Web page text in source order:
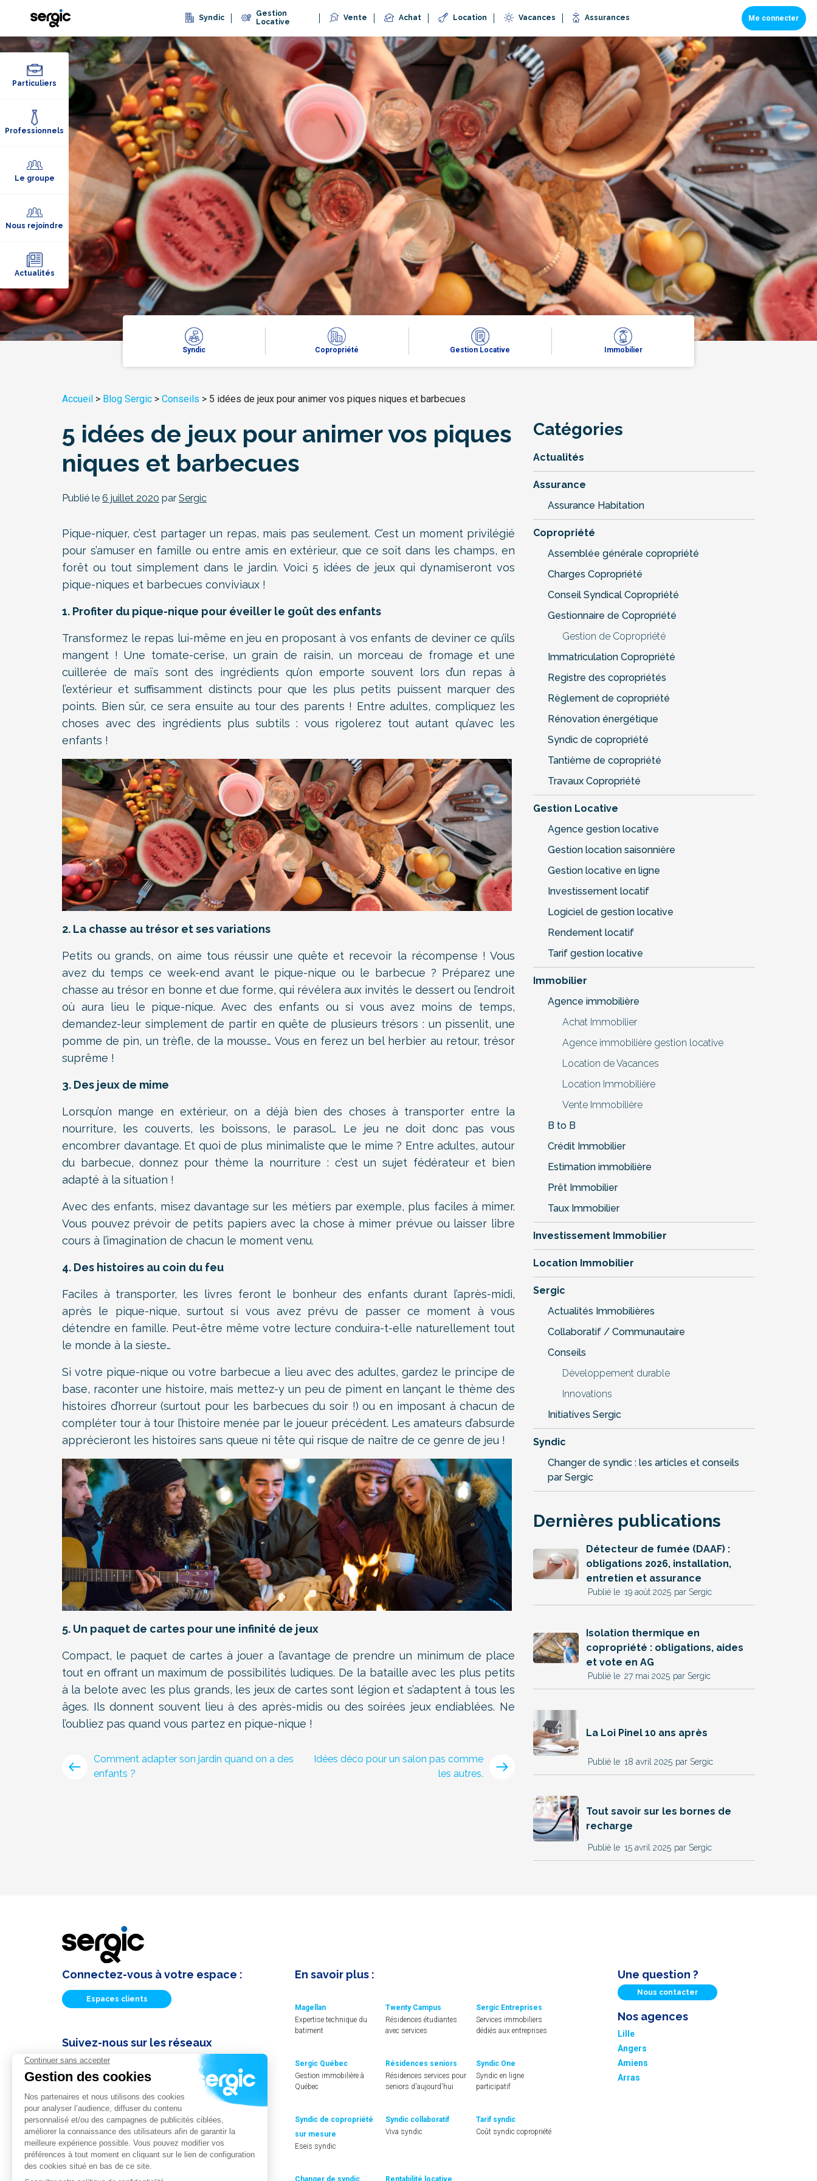
Syndic
Gestion
Locative
Vente Achat Location Vacances Assurances Me connecter
Particuliers
Professionnels
Le groupe
Nous rejoindre
Actualités
Syndic Copropriété Gestion Locative Immobilier
Accueil > Blog Sergic > Conseils > 5 idées de jeux pour animer vos piques niques et barbecues
5 idées de jeux pour animer vos piques
niques et barbecues
Publié le 6 juillet 2020 par Sergic
Pique-niquer, c’est partager un repas, mais pas seulement. C’est un moment privilégié
pour s’amuser en famille ou entre amis en extérieur, que ce soit dans les champs, en
forêt ou tout simplement dans le jardin. Voici 5 idées de jeux qui dynamiseront vos
pique-niques et barbecues conviviaux !
1. Profiter du pique-nique pour éveiller le goût des enfants
Transformez le repas lui-même en jeu en proposant à vos enfants de deviner ce qu’ils
mangent ! Une tomate-cerise, un grain de raisin, un morceau de fromage et une
cuillerée de maïs sont des ingrédients qu’on emporte souvent lors d’un repas à
l’extérieur et suffisamment distincts pour que les plus petits puissent marquer des
points. Bien sûr, ce sera ensuite au tour des parents ! Entre adultes, compliquez les
choses avec des ingrédients plus subtils : vous rigolerez tout autant qu’avec les
enfants !
2. La chasse au trésor et ses variations
Petits ou grands, on aime tous réussir une quête et recevoir la récompense ! Vous
avez du temps ce week-end avant le pique-nique ou le barbecue ? Préparez une
chasse au trésor en bonne et due forme, qui révélera aux invités le dessert ou l’endroit
où aura lieu le pique-nique. Avec des enfants ou si vous avez moins de temps,
demandez-leur simplement de partir en quête de plusieurs trésors : un pissenlit, une
pomme de pin, un trèfle, de la mousse… Vous en ferez un bel herbier au retour, trésor
suprême !
3. Des jeux de mime
Lorsqu’on mange en extérieur, on a déjà bien des choses à transporter entre la
nourriture, les couverts, les boissons, le parasol… Le jeu ne doit donc pas vous
encombrer davantage. Et quoi de plus minimaliste que le mime ? Entre adultes, autour
du barbecue, donnez pour thème la nourriture : c’est un sujet fédérateur et bien
adapté à la situation !
Avec des enfants, misez davantage sur les métiers par exemple, plus faciles à mimer.
Vous pouvez prévoir de petits papiers avec la chose à mimer prévue ou laisser libre
cours à l’imagination de chacun le moment venu.
4. Des histoires au coin du feu
Faciles à transporter, les livres feront le bonheur des enfants durant l’après-midi,
après le pique-nique, surtout si vous avez prévu de passer ce moment à vous
détendre en famille. Peut-être même votre lecture conduira-t-elle naturellement tout
le monde à la sieste…
Si votre pique-nique ou votre barbecue a lieu avec des adultes, gardez le principe de
base, raconter une histoire, mais mettez-y un peu de piment en lançant le thème des
histoires d’horreur (surtout pour les barbecues du soir !) ou en imposant à chacun de
compléter tour à tour l’histoire menée par le joueur précédent. Les amateurs d’absurde
apprécieront les histoires sans queue ni tête qui risque de naître de ce genre de jeu !
5. Un paquet de cartes pour une infinité de jeux
Compact, le paquet de cartes à jouer a l’avantage de prendre un minimum de place
tout en offrant un maximum de possibilités ludiques. De la bataille avec les plus petits
à la belote avec les plus grands, les jeux de cartes sont légion et s’adaptent à tous les
âges. Ils donnent souvent lieu à des après-midis ou des soirées jeux endiablées. Ne
l’oubliez pas quand vous partez en pique-nique !
Comment adapter son jardin quand on a des
enfants ?
Idées déco pour un salon pas comme
les autres.
Catégories
Actualités
Assurance
Assurance Habitation
Copropriété
Assemblée générale copropriété
Charges Copropriété
Conseil Syndical Copropriété
Gestionnaire de Copropriété
Gestion de Copropriété
Immatriculation Copropriété
Registre des copropriétés
Règlement de copropriété
Rénovation énergétique
Syndic de copropriété
Tantième de copropriété
Travaux Copropriété
Gestion Locative
Agence gestion locative
Gestion location saisonnière
Gestion locative en ligne
Investissement locatif
Logiciel de gestion locative
Rendement locatif
Tarif gestion locative
Immobilier
Agence immobilière
Achat Immobilier
Agence immobilière gestion locative
Location de Vacances
Location Immobilière
Vente Immobilière
B to B
Crédit Immobilier
Estimation immobilière
Prêt Immobilier
Taux Immobilier
Investissement Immobilier
Location Immobilier
Sergic
Actualités Immobilières
Collaboratif / Communautaire
Conseils
Développement durable
Innovations
Initiatives Sergic
Syndic
Changer de syndic : les articles et conseils
par Sergic
Dernières publications
Détecteur de fumée (DAAF) :
obligations 2026, installation,
entretien et assurance
par Sergic
19 août 2025
Isolation thermique en
copropriété : obligations, aides
et vote en AG
par Sergic
27 mai 2025
La Loi Pinel 10 ans après
par Sergic
18 avril 2025
Tout savoir sur les bornes de
recharge
par Sergic
15 avril 2025
Connectez-vous à votre espace :
Espaces clients
Suivez-nous sur les réseaux
Actualités
En savoir plus :
Magellan
Expertise technique du
batiment
Twenty Campus
Résidences étudiantes
avec services
Sergic Entreprises
Services immobiliers
dédiés aux entreprises
Sergic Québec
Gestion immobilière à
Québec
Résidences seniors
Résidences services pour
seniors d'aujourd'hui
Syndic One
Syndic en ligne
participatif
Syndic de copropriété
sur mesure
Eseis syndic
Syndic collaboratif
Viva syndic
Tarif syndic
Coût syndic copropriété
Changer de syndic Rentabilité locative
Une question ?
Nous contacter
Nos agences
Lille
Angers
Amiens
Arras